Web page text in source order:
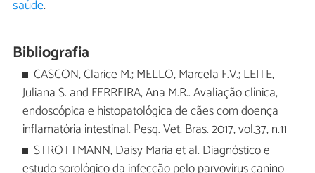
saúde.
Bibliografia
CASCON, Clarice M.; MELLO, Marcela F.V.; LEITE,
Juliana S. and FERREIRA, Ana M.R.. Avaliação clínica,
endoscópica e histopatológica de cães com doença
inflamatória intestinal. Pesq. Vet. Bras. 2017, vol.37, n.11
STROTTMANN, Daisy Maria et al. Diagnóstico e